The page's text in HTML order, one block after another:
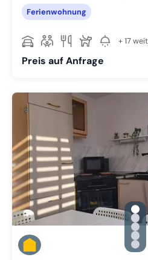
Ferienwohnung
+ 17
Preis auf Anfrage
Zu
Zu